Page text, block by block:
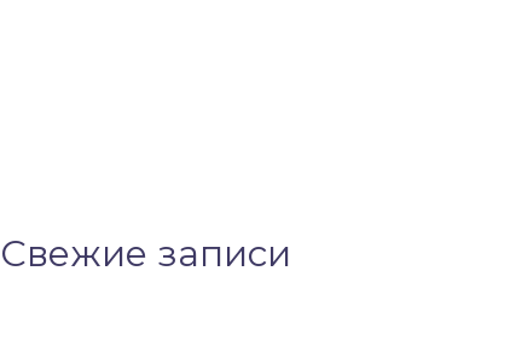
Свежие записи